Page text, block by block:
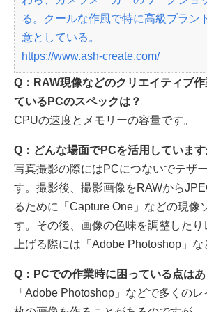
る。クールな作風で特に高級ブラン
意としている。
https://www.ash-create.com/
Q：RAW現像などのクリエイティブ
ているPCのスペックは？
CPUの速度とメモリーの容量です。
Q：どんな場面でPCを活用しています
写真撮影の際にはPCにつないでテザ
す。撮影後、撮影画像をRAWから
るために「Capture One」などの現像
す。その後、画像の色味を調整した
上げる際には「Adobe Photoshop」な
Q：PCでの作業時に困っている点はあ
「Adobe Photoshop」などで多くの